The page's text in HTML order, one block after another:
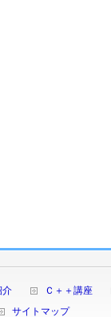
介 Ｃ＋＋講座
サイトマップ